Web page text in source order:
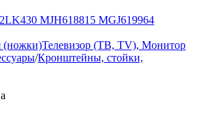
MJH618815 MGJ619964
(ножки)Телевизор (ТВ, TV), Монитор
/Кронштейны, стойки,